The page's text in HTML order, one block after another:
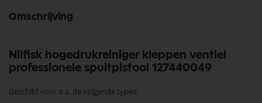
Omschrijving
Nilfisk hogedrukreiniger kleppen ventiel
professionele spuitpistool 127440049
Geschikt voor o.a. de volgende types: